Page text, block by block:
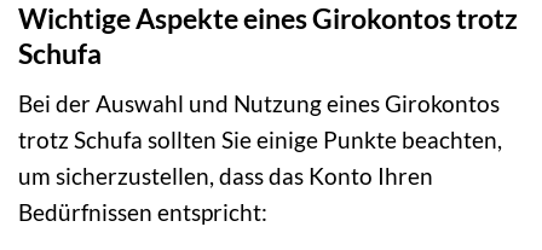
Wichtige Aspekte eines Girokontos trotz
Schufa
Bei der Auswahl und Nutzung eines Girokontos
trotz Schufa sollten Sie einige Punkte beachten,
um sicherzustellen, dass das Konto Ihren
Bedürfnissen entspricht: